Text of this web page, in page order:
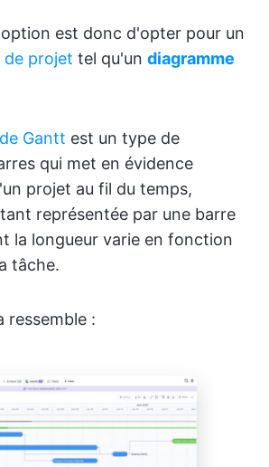
est donc d'opter pour un
de projet tel qu'un diagramme
Gantt est un type de
qui met en évidence
projet au fil du temps,
représentée par une barre
la longueur varie en fonction
tâche.
ressemble :